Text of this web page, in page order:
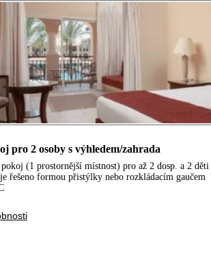
pro 2 osoby s výhledem/zahrada
(1 prostornější místnost) pro až 2 dosp. a 2 děti
řešeno formou přistýlky nebo rozkládacím gaučem